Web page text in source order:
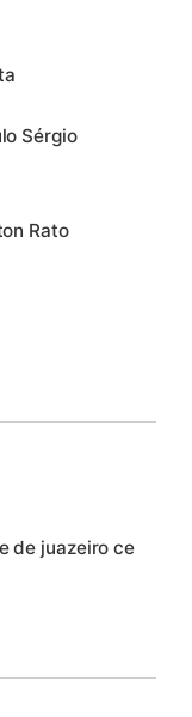
Sérgio
Rato
de juazeiro ce